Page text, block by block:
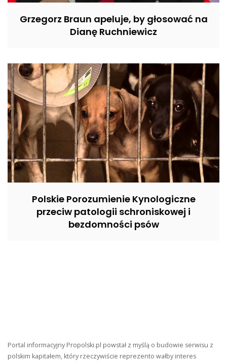
Grzegorz Braun apeluje, by głosować na
Dianę Ruchniewicz
Polskie Porozumienie Kynologiczne
przeciw patologii schroniskowej i
bezdomności psów
Portal informacyjny Propolski.pl powstał z myślą o budowie serwisu z
polskim kapitałem, który rzeczywiście reprezento wałby interes